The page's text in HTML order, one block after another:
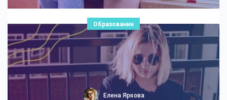
Образование
Елена Яркова